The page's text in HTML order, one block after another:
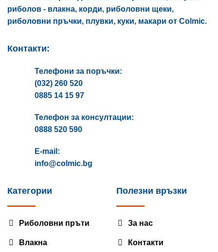
риболов - влакна, корди, риболовни щеки,
риболовни пръчки, плувки, куки, макари от Colmic.
Контакти:
Телефони за поръчки:
(032) 260 520
0885 14 15 97
Телефон за консултации:
0888 520 590
E-mail:
info@colmic.bg
Категории
Риболовни пръти
Влакна
Полезни връзки
За нас
Контакти